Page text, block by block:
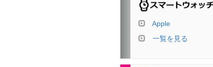
Apple
一覧を見る